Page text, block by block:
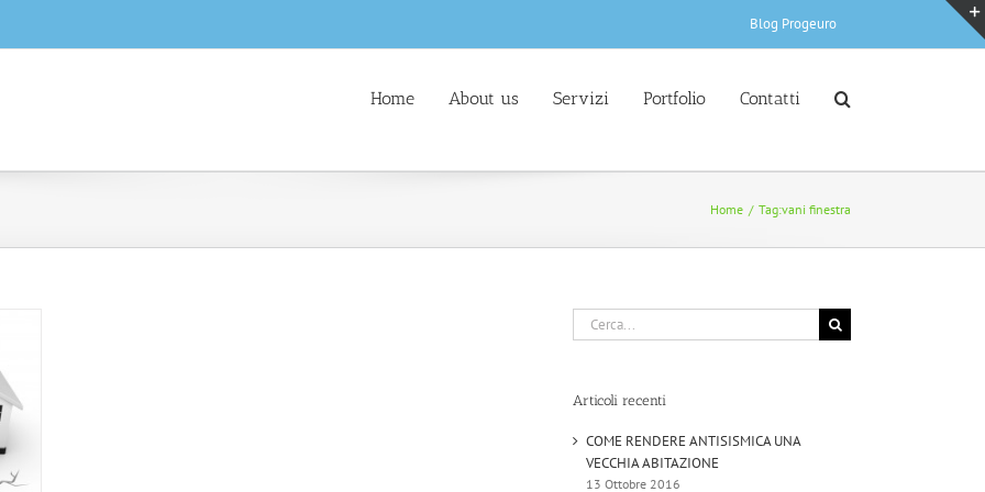
Blog Progeuro
Home About us Servizi Portfolio Contatti
Home / Tag:vani finestra
Cerca
per:
Articoli recenti
COME RENDERE ANTISISMICA UNA
VECCHIA ABITAZIONE
13 Ottobre 2016